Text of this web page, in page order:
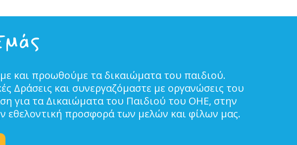
και προωθούμε τα δικαιώματα του παιδιού.
Δράσεις και συνεργαζόμαστε με οργανώσεις του
για τα Δικαιώματα του Παιδιού του ΟΗΕ, στην
εθελοντική προσφορά των μελών και φίλων μας.